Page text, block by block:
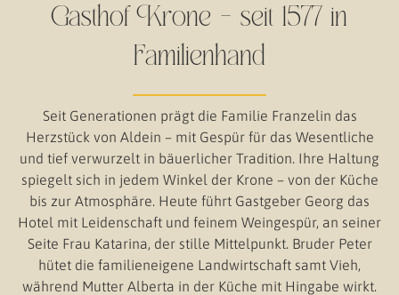
Gasthof Krone – seit 1577 in
Familienhand
Seit Generationen prägt die Familie Franzelin das
Herzstück von Aldein – mit Gespür für das Wesentliche
und tief verwurzelt in bäuerlicher Tradition. Ihre Haltung
spiegelt sich in jedem Winkel der Krone – von der Küche
bis zur Atmosphäre. Heute führt Gastgeber Georg das
Hotel mit Leidenschaft und feinem Weingespür, an seiner
Seite Frau Katarina, der stille Mittelpunkt. Bruder Peter
hütet die familieneigene Landwirtschaft samt Vieh,
während Mutter Alberta in der Küche mit Hingabe wirkt.